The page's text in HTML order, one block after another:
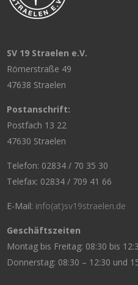
SV 19 Straelen e.V.
Römerstraße 49
47638 Straelen
Postanschrift:
Postfach 13 22
47630 Straelen
Telefon: 02834 / 70 35 30
Telefax: 02834 / 709 41 66
E-Mail: info(at)sv19straelen.de
Geschäftszeiten
Montag bis Freitag: 08:30 bis
Donnerstag: 08:30 – 12:30 und